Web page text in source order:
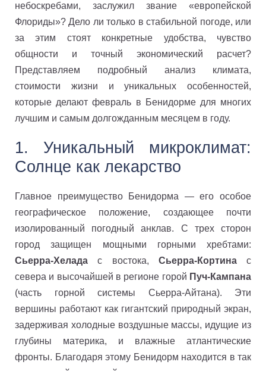
небоскребами, заслужил звание «европейской
Флориды»? Дело ли только в стабильной погоде, или
за этим стоят конкретные удобства, чувство
общности и точный экономический расчет?
Представляем подробный анализ климата,
стоимости жизни и уникальных особенностей,
которые делают февраль в Бенидорме для многих
лучшим и самым долгожданным месяцем в году.
1. Уникальный микроклимат:
Солнце как лекарство
Главное преимущество Бенидорма — его особое
географическое положение, создающее почти
изолированный погодный анклав. С трех сторон
город защищен мощными горными хребтами:
Сьерра-Хелада с востока, Сьерра-Кортинас
севера и высочайшей в регионе горой Пуч-Кампана
(часть горной системы Сьерра-Айтана). Эти
вершины работают как гигантский природный экран,
задерживая холодные воздушные массы, идущие из
глубины материка, и влажные атлантические
фронты. Благодаря этому Бенидорм находится в так